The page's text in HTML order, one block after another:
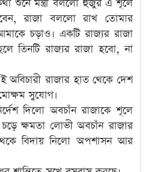
শুনে মন্ত্রী বললো হুজুর এ শূলে
রাজা বললো রাখ তোমার
চড়াও। একটি রাজ্যর রাজা
তিনটি রাজ্যর রাজা হবো, না
অবিচারী রাজার হাত থেকে দেশ
সুযোগ।
দিলো অবচাঁন রাজাকে শূলে
ক্ষমতা লোভী অবচাঁন রাজার
বিদায় নিলো অপশাসন আর